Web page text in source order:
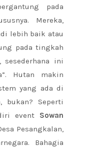
pada
Mereka,
lebih baik atau
pada tingkah
ini
Hutan makin
yang ada di
bukan? Seperti
event Sowan
Pesangkalan,
Bahagia